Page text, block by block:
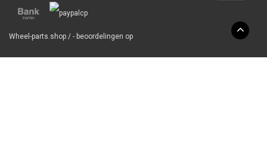
Wheel-parts.shop / - beoordelingen op